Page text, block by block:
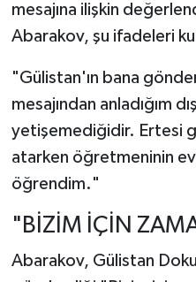
mesajına ilişkin
Abarakov, şu ifadeleri
"Gülistan'ın bana
mesajından anladığım
yetişemediğidir. Ertesi
atarken öğretmeninin
öğrendim."
"BİZİM İÇİN
Abarakov, Gülistan